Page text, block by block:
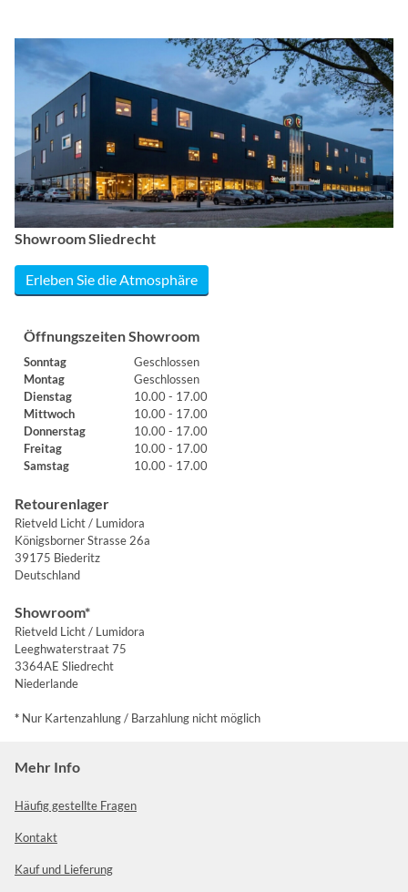
Showroom Sliedrecht
Erleben Sie die Atmosphäre
Öffnungszeiten Showroom
Sonntag
Geschlossen
Montag
Geschlossen
Dienstag
10.00 - 17.00
Mittwoch
10.00 - 17.00
Donnerstag
10.00 - 17.00
Freitag
10.00 - 17.00
Samstag
10.00 - 17.00
Retourenlager
Rietveld Licht / Lumidora
Königsborner Strasse 26a
39175 Biederitz
Deutschland
Showroom*
Rietveld Licht / Lumidora
Leeghwaterstraat 75
3364AE Sliedrecht
Niederlande
* Nur Kartenzahlung / Barzahlung nicht möglich
Mehr Info
Häufig gestellte Fragen
Kontakt
Kauf und Lieferung